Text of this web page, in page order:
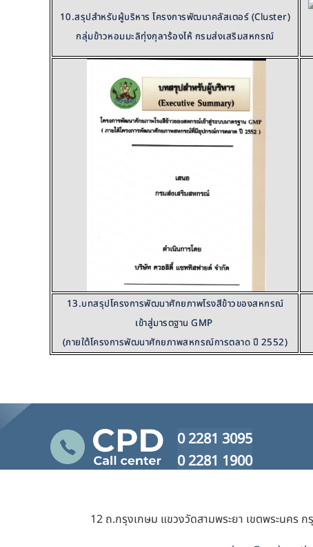
10.สรุปสำหรับผู้บริหาร โครงการพัฒนาคลัสเตอร์ (Cluster)
กลุ่มข้าวหอมมะลิทุ่งกุลาร้องไห้ กรมส่งเสริมสหกรณ์
13.บทสรุปโครงการพัฒนาศักยภาพโรงสีข้าวของสหกรณ์
เข้าสู่มารตฐาน GMP
(ภายใต้โครงการพัฒนาศักยภาพสหกรณ์การตลาด ปี 2552)
0 2281 3095
0 2281 1900
12 ถ.กรุงเกษม แขวงวัดสามพระยา เขตพระนคร